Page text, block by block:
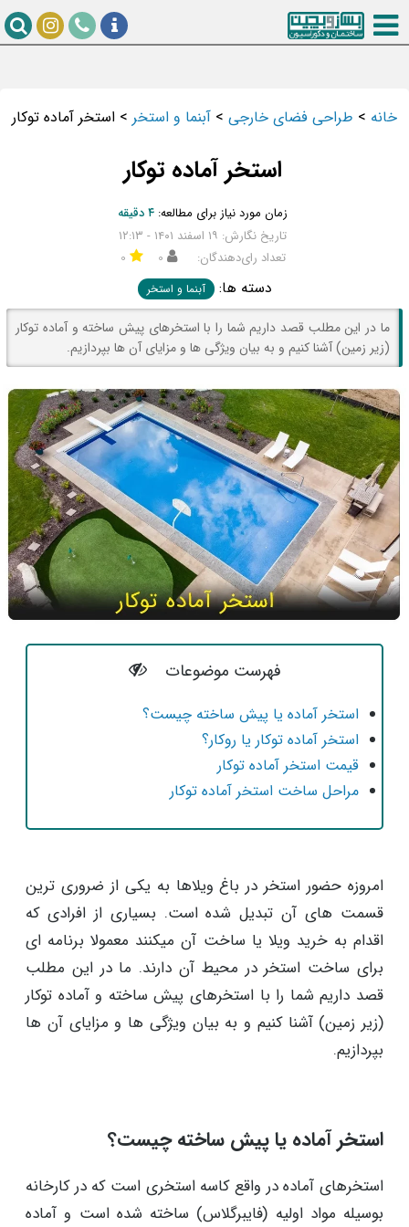
خانه>طراحی فضای خارجی>آبنما و استخر>استخر آماده توکار
استخر آماده توکار
زمان مورد نیاز برای مطالعه:۴ دقیقه
تاریخ نگارش: ۱۹ اسفند ۱۴۰۱ - ۱۲:۱۳
تعداد رای‌دهندگان:
۰ ۰
دسته ها: آبنما و استخر
ما در این مطلب قصد داریم شما را با استخرهای پیش ساخته و آماده توکار
(زیر زمین) آشنا کنیم و به بیان ویژگی ها و مزایای آن ها بپردازیم.
فهرست موضوعات
استخر آماده یا پیش ساخته چیست؟
استخر آماده توکار یا روکار؟
قیمت استخر آماده توکار
مراحل ساخت استخر آماده توکار
امروزه حضور استخر در باغ ویلاها به یکی از ضروری ترین
قسمت های آن تبدیل شده است. بسیاری از افرادی که
اقدام به خرید ویلا یا ساخت آن میکنند معمولا برنامه ای
برای ساخت استخر در محیط آن دارند. ما در این مطلب
قصد داریم شما را با استخرهای پیش ساخته و آماده توکار
(زیر زمین) آشنا کنیم و به بیان ویژگی ها و مزایای آن ها
بپردازیم.
استخر آماده یا پیش ساخته چیست؟
استخرهای آماده در واقع کاسه استخری است که در کارخانه
بوسیله مواد اولیه (فایبرگلاس) ساخته شده است و آماده